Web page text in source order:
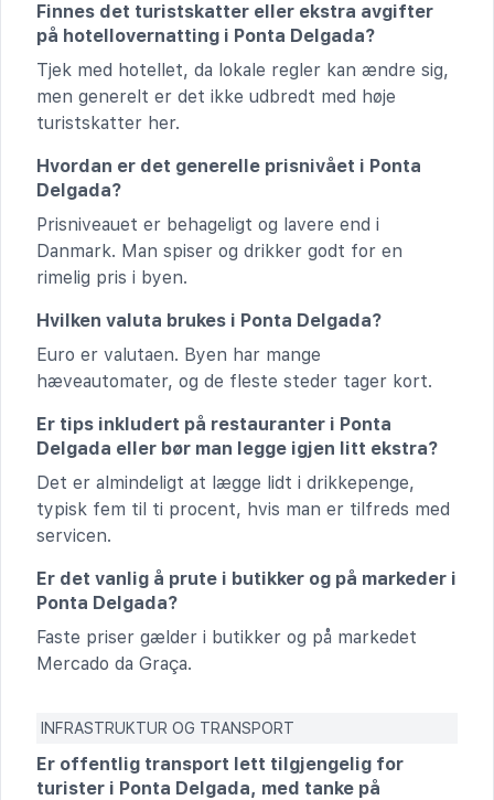
Finnes det turistskatter eller ekstra avgifter
på hotellovernatting i Ponta Delgada?
Tjek med hotellet, da lokale regler kan ændre sig,
men generelt er det ikke udbredt med høje
turistskatter her.
Hvordan er det generelle prisnivået i Ponta
Delgada?
Prisniveauet er behageligt og lavere end i
Danmark. Man spiser og drikker godt for en
rimelig pris i byen.
Hvilken valuta brukes i Ponta Delgada?
Euro er valutaen. Byen har mange
hæveautomater, og de fleste steder tager kort.
Er tips inkludert på restauranter i Ponta
Delgada eller bør man legge igjen litt ekstra?
Det er almindeligt at lægge lidt i drikkepenge,
typisk fem til ti procent, hvis man er tilfreds med
servicen.
Er det vanlig å prute i butikker og på markeder i
Ponta Delgada?
Faste priser gælder i butikker og på markedet
Mercado da Graça.
INFRASTRUKTUR OG TRANSPORT
Er offentlig transport lett tilgjengelig for
turister i Ponta Delgada, med tanke på